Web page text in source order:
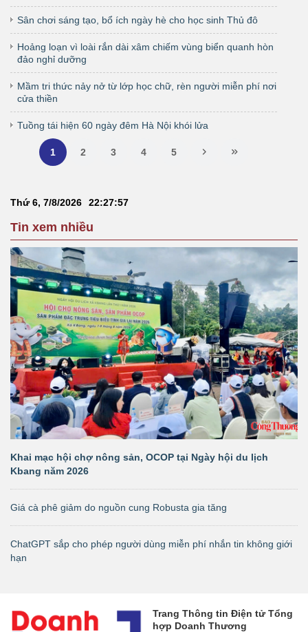
Sân chơi sáng tạo, bổ ích ngày hè cho học sinh Thủ đô
Hoảng loạn vì loài rắn dài xâm chiếm vùng biển quanh hòn
đảo nghỉ dưỡng
Mầm tri thức nảy nở từ lớp học chữ, rèn người miễn phí nơi
cửa thiền
Tuồng tái hiện 60 ngày đêm Hà Nội khói lửa
1 2 3 4 5
Thứ 6, 7/8/2026 22:27:58
Tin xem nhiều
Khai mạc hội chợ nông sản, OCOP tại Ngày hội du lịch
Kbang năm 2026
Giá cà phê giảm do nguồn cung Robusta gia tăng
ChatGPT sắp cho phép người dùng miễn phí nhắn tin không giới
hạn
Trang Thông tin Điện tử Tổng
hợp Doanh Thương